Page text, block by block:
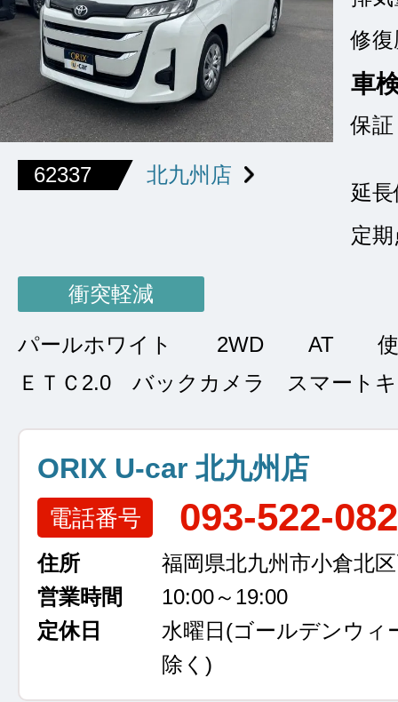
62337 北九州店
修復
車
保証
延
定
衝突軽減
パールホワイト 2WD AT
ＥＴＣ2.0 バックカメラ スマート
ORIX U-car 北九州店
電話番号 093-522-
住所
福岡県北九州市小倉北
営業時間
10:00～19:00
定休日
水曜日 (ゴールデンウィ
除く)